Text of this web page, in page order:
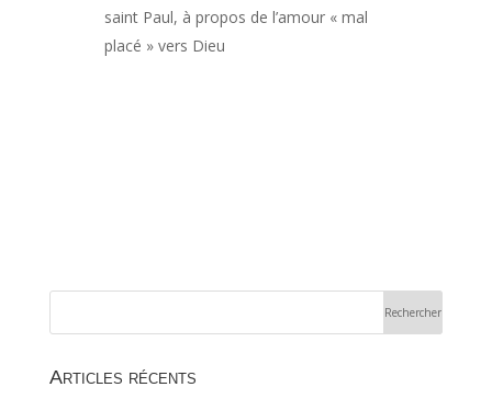
saint Paul, à propos de l’amour « mal
placé » vers Dieu
Articles récents